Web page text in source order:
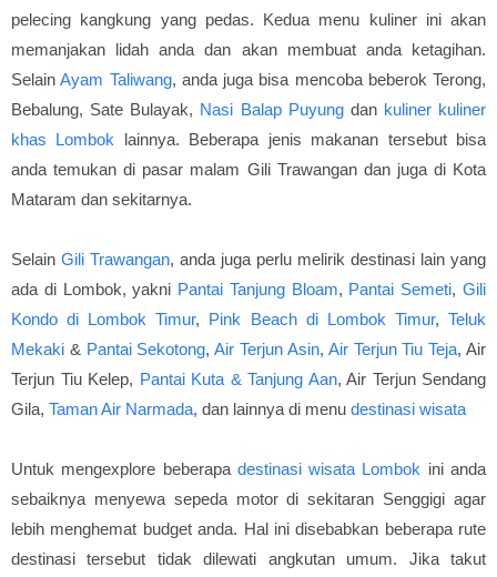
pelecing kangkung yang pedas. Kedua menu kuliner ini akan
memanjakan lidah anda dan akan membuat anda ketagihan.
SelainAyam Taliwang, anda juga bisa mencoba beberok Terong,
Bebalung, Sate Bulayak, Nasi Balap Puyungdan kuliner kuliner
khas Lombok lainnya. Beberapa jenis makanan tersebut bisa
anda temukan di pasar malam Gili Trawangan dan juga di Kota
Mataram dan sekitarnya.
Selain Gili Trawangan, anda juga perlu melirik destinasi lain yang
ada di Lombok, yakni Pantai Tanjung Bloam, Pantai Semeti,Gili
Kondo di Lombok Timur, Pink Beach di Lombok Timur,Teluk
Mekaki & Pantai Sekotong,Air Terjun Asin, Air Terjun Tiu Teja, Air
Terjun Tiu Kelep, Pantai Kuta & Tanjung Aan, Air Terjun Sendang
Gila, Taman Air Narmada, dan lainnya di menu destinasi wisata
Untuk mengexplore beberapa destinasi wisata Lombok ini anda
sebaiknya menyewa sepeda motor di sekitaran Senggigi agar
lebih menghemat budget anda. Hal ini disebabkan beberapa rute
destinasi tersebut tidak dilewati angkutan umum. Jika takut